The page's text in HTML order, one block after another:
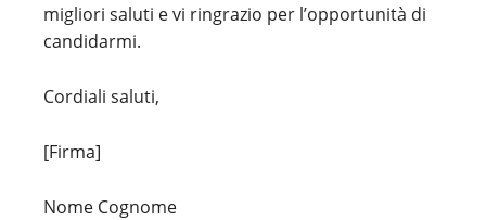
migliori saluti e vi ringrazio per l’opportunità di
candidarmi.
Cordiali saluti,
[Firma]
Nome Cognome